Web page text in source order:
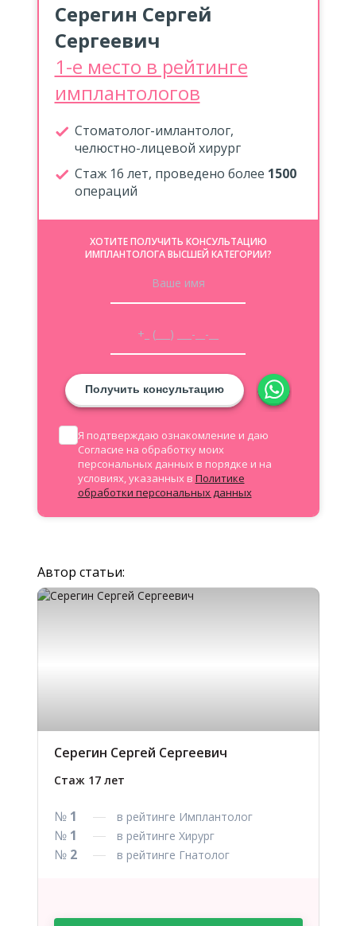
Серегин Сергей
Сергеевич
1-е место в рейтинге
имплантологов
Стоматолог-имлантолог,
челюстно-лицевой хирург
Стаж 16 лет, проведено более 1500
операций
ХОТИТЕ ПОЛУЧИТЬ КОНСУЛЬТАЦИЮ
ИМПЛАНТОЛОГА ВЫСШЕЙ КАТЕГОРИИ?
Получить консультацию
Я подтверждаю ознакомление и даю
Согласие на обработку моих
персональных данных в порядке и на
условиях, указанных в Политике
обработки персональных данных
Автор статьи:
Серегин Сергей Сергеевич
Стаж 17 лет
№ 1 в рейтинге Имплантолог
№ 1 в рейтинге Хирург
№ 2 в рейтинге Гнатолог